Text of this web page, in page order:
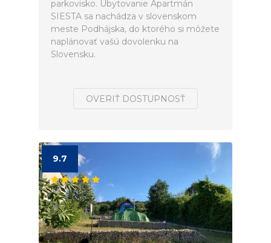
parkovisko. Ubytovanie Apartmán
SIESTA sa nachádza v slovenskom
meste Podhájska, do ktorého si môžete
naplánovať vašú dovolenku na
Slovensku.
OVERIŤ DOSTUPNOSŤ
9.7